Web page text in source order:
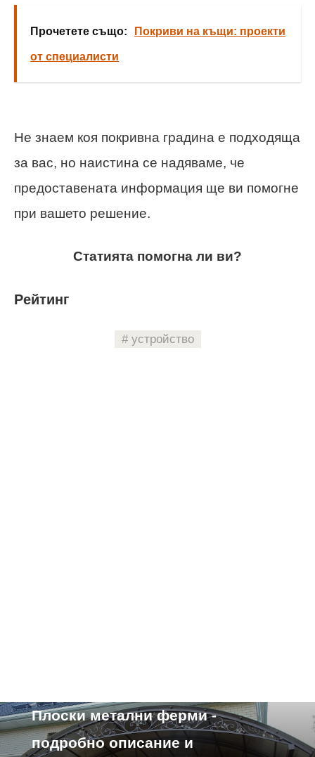
Прочетете също: Покриви на къщи: проекти
от специалисти
Не знаем коя покривна градина е подходяща
за вас, но наистина се надяваме, че
предоставената информация ще ви помогне
при вашето решение.
Статията помогна ли ви?
Рейтинг
устройство
Плоски метални ферми -
подробно описание и